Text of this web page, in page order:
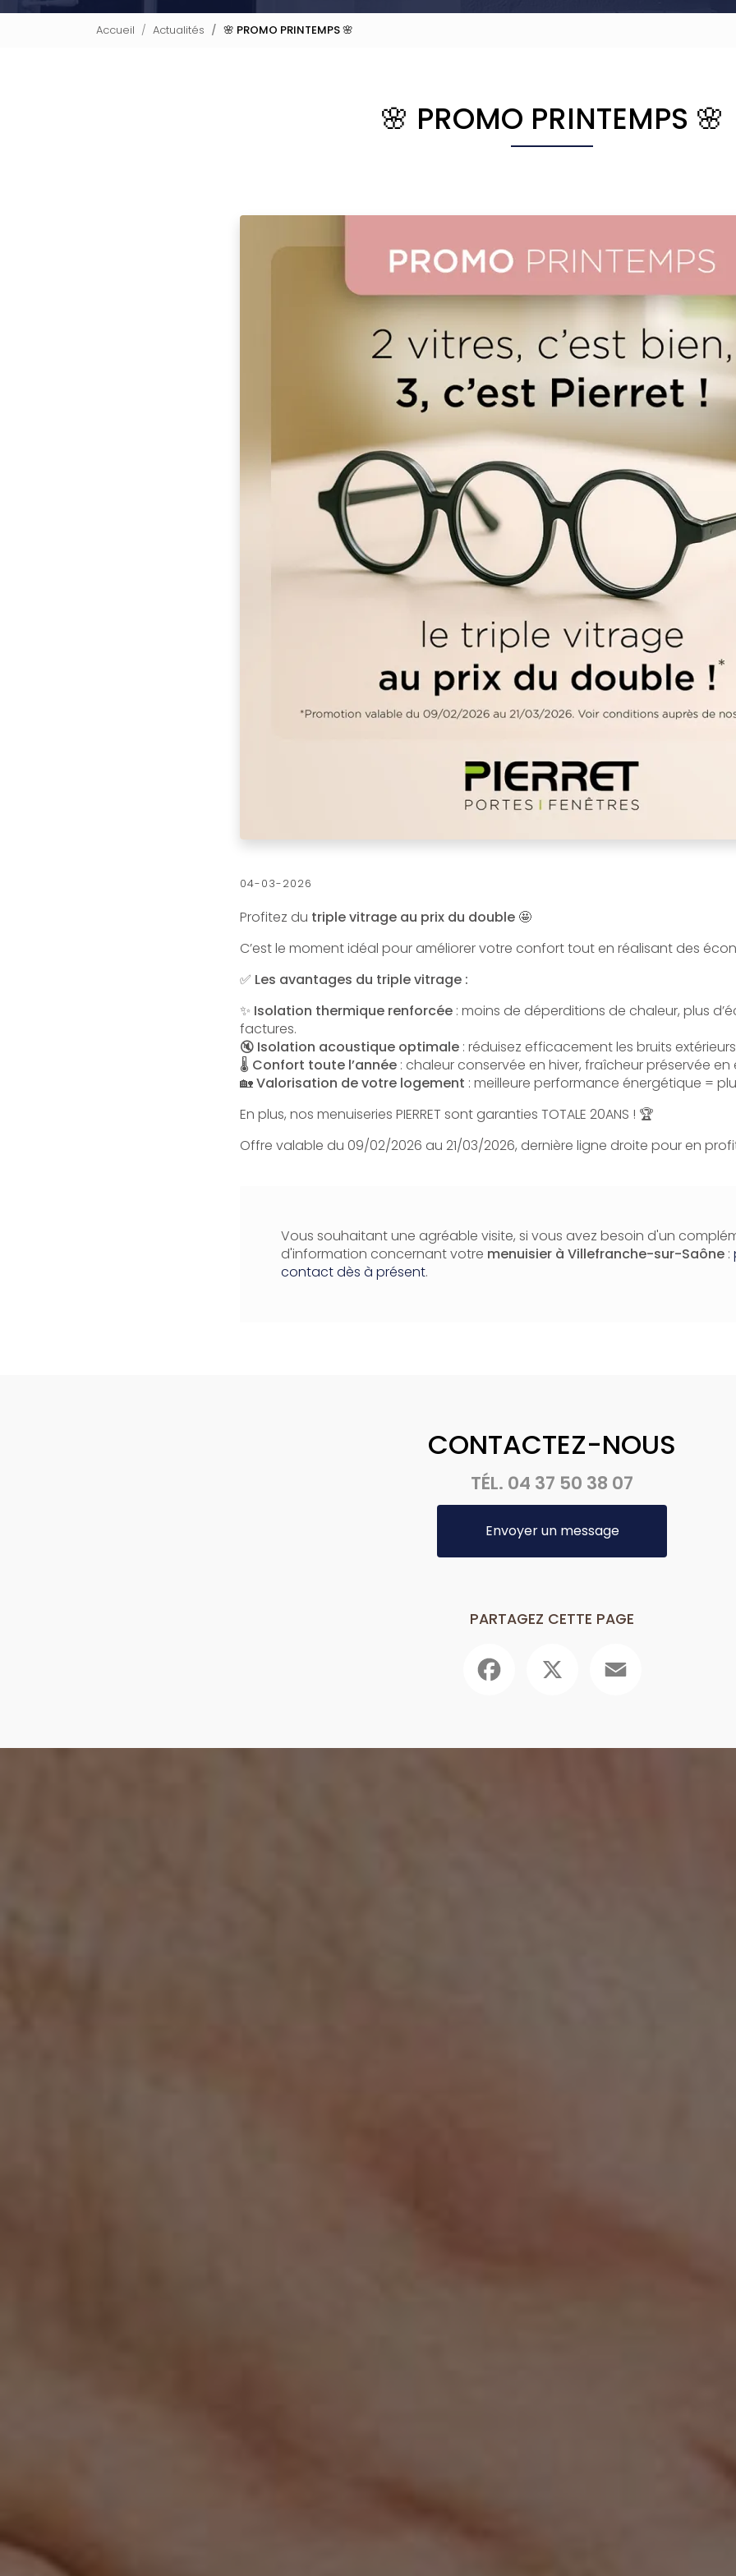
Accueil Actualités 🌸 PROMO PRINTEMPS 🌸
🌸 PROMO PRINTEMPS 🌸
04-03-2026
Profitez du triple vitrage au prix du double 🤩
C’est le moment idéal pour améliorer votre confort tout en réalisant des
✅ Les avantages du triple vitrage :
✨ Isolation thermique renforcée : moins de déperditions de chaleur, plus
factures.
🔇 Isolation acoustique optimale : réduisez efficacement les bruits
🌡️ Confort toute l’année : chaleur conservée en hiver, fraîcheur préservée en
🏡Valorisation de votre logement : meilleure performance énergétique =
En plus, nos menuiseries PIERRET sont garanties TOTALE 20ANS ! 🏆
Offre valable du 09/02/2026 au 21/03/2026, dernière ligne droite pour en
Vous souhaitant une agréable visite, si vous avez besoin d'un
d'information concernant votre menuisier à Villefranche-sur-Saône :
contact dès à présent.
CONTACTEZ-NOUS
TÉL. 04 37 50 38 07
Envoyer un message
PARTAGEZ CETTE PAGE